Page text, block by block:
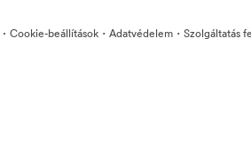
· Cookie-beállítások · Adatvédelem · Szolgáltatás